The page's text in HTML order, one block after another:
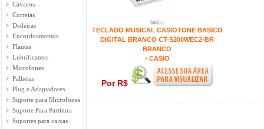
Cavacos
Correias
Dedeiras
Encordoamentos
Flautas
Lubrificantes
Microfones
Palhetas
Plug e Adaptadores
Suporte para Microfones
Suporte Para Partitura
Suportes para caixas
TECLADO MUSICAL CASIOTONE BASICO
DIGITAL BRANCO CT-S200WEC2-BR
BRANCO
- CASIO
Por R$